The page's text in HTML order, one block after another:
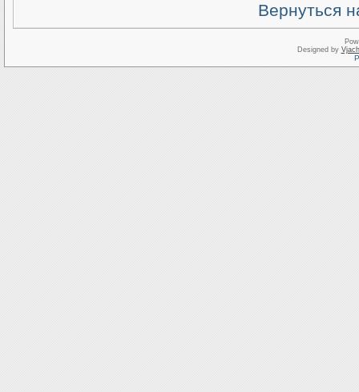
Вернуться
Designed by